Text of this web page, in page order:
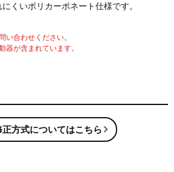
くいポリカーボネート仕様です。
い合わせください。
器が含まれています。
正方式についてはこちら